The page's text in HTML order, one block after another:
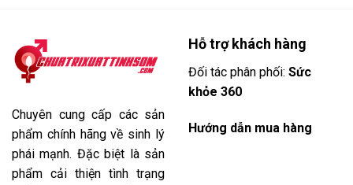
Chuyên cung cấp các sản
phẩm chính hãng về sinh lý
phái mạnh. Đặc biệt là sản
phẩm cải thiện tình trạng
Hỗ trợ khách hàng
Đối tác phân phối: Sức
khỏe 360
Hướng dẫn mua hàng